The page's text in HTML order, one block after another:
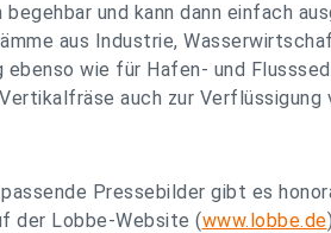
und kann dann einfach
aus Industrie,
ebenso wie für Hafen- und
auch zur Verflüssigung
Pressebilder gibt es
der Lobbe-Website (www.lobbe.de